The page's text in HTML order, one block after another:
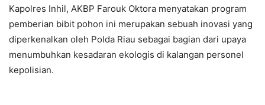
Kapolres Inhil, AKBP Farouk Oktora menyatakan program
pemberian bibit pohon ini merupakan sebuah inovasi yang
diperkenalkan oleh Polda Riau sebagai bagian dari upaya
menumbuhkan kesadaran ekologis di kalangan personel
kepolisian.